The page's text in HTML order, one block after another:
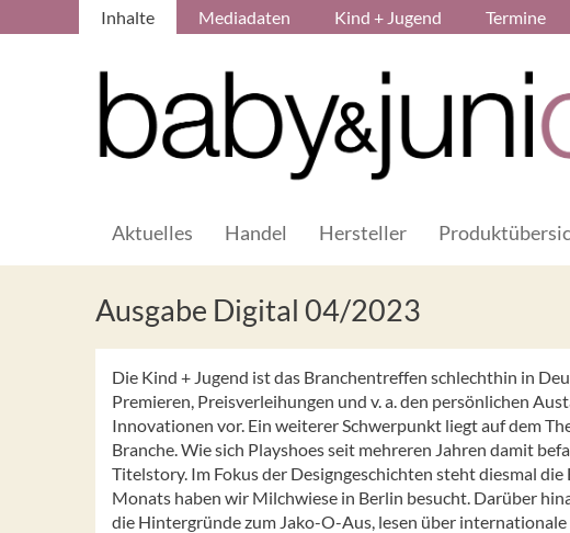
Inhalte Mediadaten Kind + Jugend Termine
Aktuelles Handel Hersteller
Ausgabe Digital 04/2023
Die Kind + Jugend ist das Branchentreffen schlechthin in
Premieren, Preisverleihungen und v. a. den persönlichen
Innovationen vor. Ein weiterer Schwerpunkt liegt auf dem
Branche. Wie sich Playshoes seit mehreren Jahren damit
Titelstory. Im Fokus der Designgeschichten steht diesmal
Monats haben wir Milchwiese in Berlin besucht. Darüber
die Hintergründe zum Jako-O-Aus, lesen über